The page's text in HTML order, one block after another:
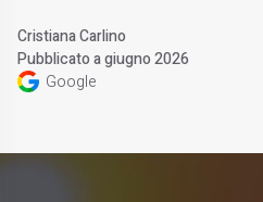
Cristiana Carlino
Pubblicato a giugno 2026
Google